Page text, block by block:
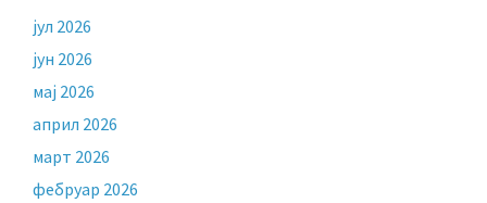
јул 2026
јун 2026
мај 2026
април 2026
март 2026
фебруар 2026